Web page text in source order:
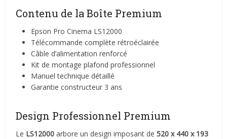
Contenu de la Boîte Premium
Epson Pro Cinema LS12000
Télécommande complète rétroéclairée
Câble d’alimentation renforcé
Kit de montage plafond professionnel
Manuel technique détaillé
Garantie constructeur 3 ans
Design Professionnel Premium
Le LS12000 arbore un design imposant de520 x 440 x 193